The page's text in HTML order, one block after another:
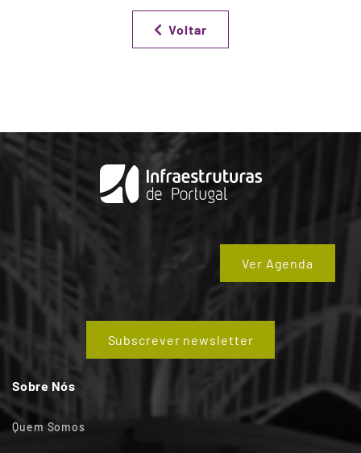
Voltar
Ver Agenda
Subscrever newsletter
Sobre Nós
Quem Somos